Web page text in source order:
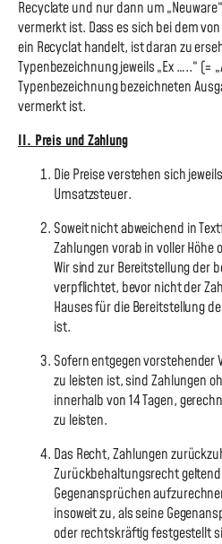
Recyclate und nur dann um
vermerkt ist. Dass es sich bei dem
ein Recyclat handelt, ist daran zu
Typenbezeichnung jeweils „Ex …..“ (=
Typenbezeichnung bezeichneten
vermerkt ist.
II. Preis und Zahlung
Die Preise verstehen sich
Umsatzsteuer.
Soweit nicht abweichend in
Zahlungen vorab in voller Höhe
Wir sind zur Bereitstellung der
verpflichtet, bevor nicht der
Hauses für die Bereitstellung
ist.
Sofern entgegen vorstehender
zu leisten ist, sind Zahlungen
innerhalb von 14 Tagen,
zu leisten.
Das Recht, Zahlungen
Zurückbehaltungsrecht
Gegenansprüchen
insoweit zu, als seine
oder rechtskräftig festgestellt